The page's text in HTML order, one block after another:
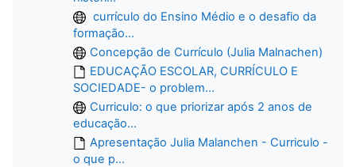
currículo do Ensino Médio e o desafio da
formação...
Concepção de Currículo (Julia Malnachen)
EDUCAÇÃO ESCOLAR, CURRÍCULO E
SOCIEDADE- o problem...
Curriculo: o que priorizar após 2 anos de
educação...
Apresentação Julia Malanchen - Curriculo -
o que p...